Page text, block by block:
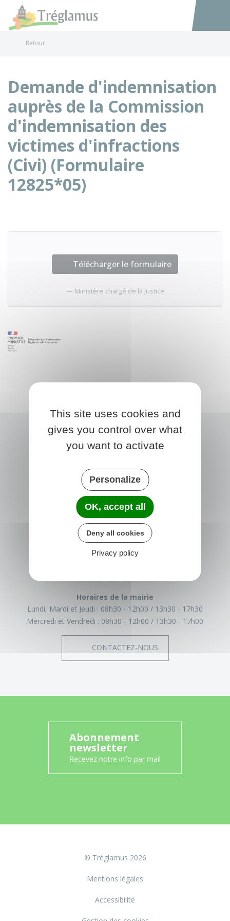
Accéder
Retour
Demande d'indemnisation
auprès de la Commission
d'indemnisation des
victimes d'infractions
(Civi) (Formulaire
12825*05)
Télécharger le formulaire
Ministère chargé de la justice
TRÉGLAMUS
15 rue de la Mairie
22540 Tréglamus
France
Horaires de la mairie
Lundi, Mardi et Jeudi : 08h30 - 12h00
13h30 - 17h30
Mercredi et Vendredi : 08h30 - 12h00 13h30 - 17h00
CONTACTEZ-NOUS
Abonnement
newsletter
Recevez notre info par mail
© Tréglamus 2026
Mentions légales
Accessibilité
This site uses cookies and
gives you control over what
you want to activate
Personalize
OK, accept all
Deny all cookies
Privacy policy